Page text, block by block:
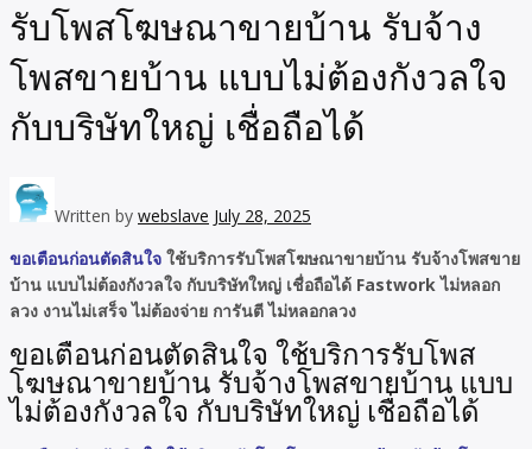
รับโพสโฆษณาขายบ้าน รับจ้าง
โพสขายบ้าน แบบไม่ต้องกังวลใจ
กับบริษัทใหญ่ เชื่อถือได้
Written by webslave July 28, 2025
ขอเตือนก่อนตัดสินใจ ใช้บริการรับโพสโฆษณาขายบ้าน รับจ้างโพสขาย
บ้าน แบบไม่ต้องกังวลใจ กับบริษัทใหญ่ เชื่อถือได้ Fastwork ไม่หลอก
ลวง งานไม่เสร็จ ไม่ต้องจ่าย การันตี ไม่หลอกลวง
ขอเตือนก่อนตัดสินใจ ใช้บริการรับโพส
โฆษณาขายบ้าน รับจ้างโพสขายบ้าน แบบ
ไม่ต้องกังวลใจ กับบริษัทใหญ่ เชื่อถือได้